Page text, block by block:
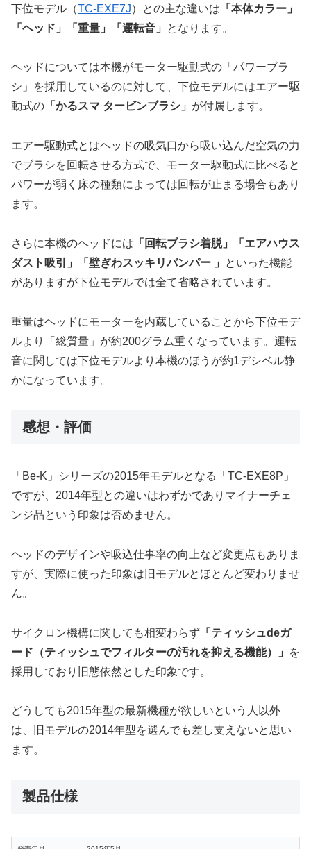
下位モデル（TC-EXE7J）との主な違いは 「本体カラー」
「ヘッド」「重量」「運転音」
となります。
ヘッドについては本機がモーター駆動式の「パワーブラ
シ」を採用しているのに対して、下位モデルにはエアー駆
動式の 「かるスマ タービンブラシ」 が付属します。
エアー駆動式とはヘッドの吸気口から吸い込んだ空気の力
でブラシを回転させる方式で、モーター駆動式に比べると
パワーが弱く床の種類によっては回転が止まる場合もあり
ます。
さらに本機のヘッドには 「回転ブラシ着脱」「エアハウス
ダスト吸引」「壁ぎわスッキリバンパー 」
といった機能
がありますが下位モデルでは全て省略されています。
重量はヘッドにモーターを内蔵していることから下位モデ
ルより「総質量」が約200グラム重くなっています。運転
音に関しては下位モデルより本機のほうが約1デシベル静
かになっています。
感想・評価
「Be-K」シリーズの2015年モデルとなる「TC-EXE8P」
ですが、2014年型との違いはわずかでありマイナーチェ
ンジ品という印象は否めません。
ヘッドのデザインや吸込仕事率の向上など変更点もありま
すが、実際に使った印象は旧モデルとほとんど変わりませ
ん。
サイクロン機構に関しても相変わらず 「ティッシュdeガ
ード（ティッシュでフィルターの汚れを抑える機能）」
を
採用しており旧態依然とした印象です。
どうしても2015年型の最新機種が欲しいという人以外
は、旧モデルの2014年型を選んでも差し支えないと思い
ます。
製品仕様